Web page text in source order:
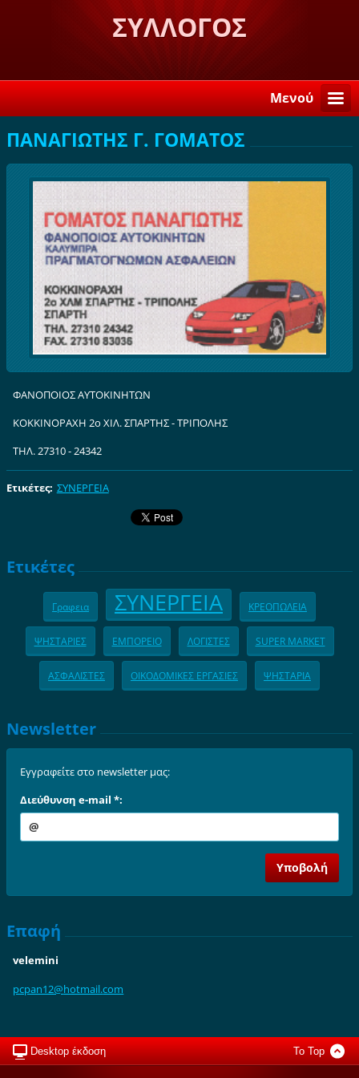
ΣΥΛΛΟΓΟΣ
ΛΟΓΚΑΝΙΚΙΩΤΩΝ ΣΤΗ
ΣΠΑΡΤΗ "Η ΒΕΛΕΜΙΝΗ"
Μενού
ΠΑΝΑΓΙΩΤΗΣ Γ. ΓΟΜΑΤΟΣ
ΦΑΝΟΠΟΙΟΣ ΑΥΤΟΚΙΝΗΤΩΝ
ΚΟΚΚΙΝΟΡΑΧΗ 2ο ΧΙΛ. ΣΠΑΡΤΗΣ - ΤΡΙΠΟΛΗΣ
ΤΗΛ. 27310 - 24342
Ετικέτες: ΣΥΝΕΡΓΕΙΑ
Ετικέτες
Γραφεια ΣΥΝΕΡΓΕΙΑ ΚΡΕΟΠΩΛΕΙΑ
ΨΗΣΤΑΡΙΕΣ ΕΜΠΟΡΕΙΟ ΛΟΓΙΣΤΕΣ SUPER MARKET
ΑΣΦΑΛΙΣΤΕΣ ΟΙΚΟΔΟΜΙΚΕΣ ΕΡΓΑΣΙΕΣ ΨΗΣΤΑΡΙΑ
Newsletter
Εγγραφείτε στο newsletter μας:
Διεύθυνση e-mail *:
Επαφή
velemini
pcpan12@hotmail.com
Desktop έκδοση To Top